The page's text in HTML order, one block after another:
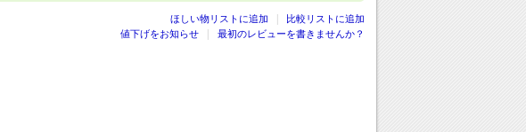
ほしい物リストに追加
比較リストに追加
最初のレビューを書きませんか？
値下げをお知らせ